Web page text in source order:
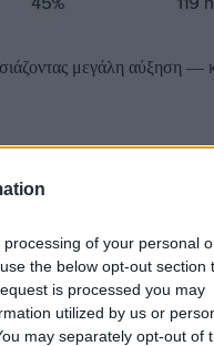
of your personal
the below opt-out section
is processed you may
utilized by us or
may separately opt-out of
μεγάλη αύξηση —